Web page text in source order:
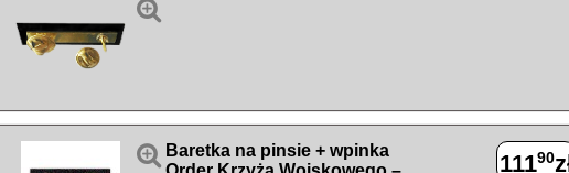

 Baretka na pinsie + wpinka
11190